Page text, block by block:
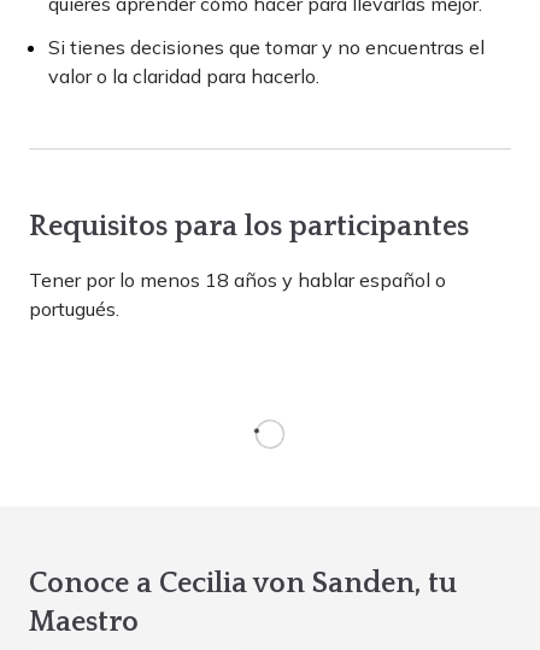
Si tienes decisiones que tomar y no encuentras el
valor o la claridad para hacerlo.
Requisitos para los participantes
Tener por lo menos 18 años y hablar español o
portugués.
Conoce a Cecilia von Sanden, tu
Maestro